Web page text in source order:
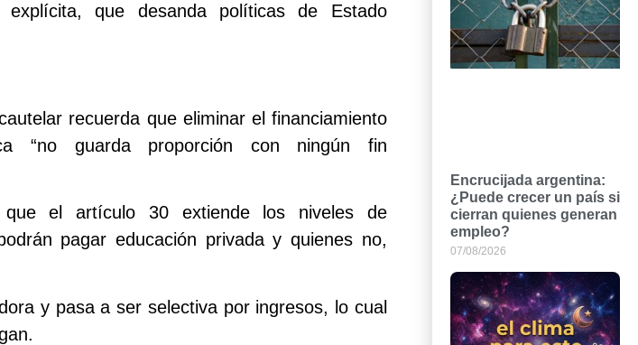
que desanda políticas de Estado
recuerda que eliminar el financiamiento
“no guarda proporción con ningún fin
que el artículo 30 extiende los niveles de
pagar educación privada y quienes no,
y pasa a ser selectiva por ingresos, lo cual
Encrucijada argentina:
¿Puede crecer un país si
cierran quienes generan
empleo?
07/08/2026